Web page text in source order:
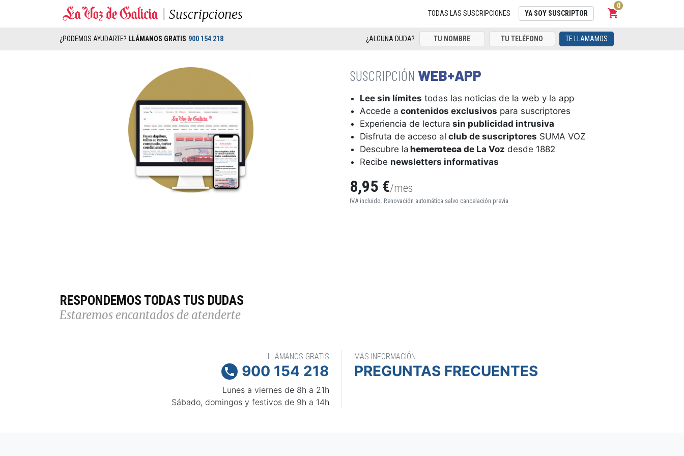
Suscripciones TODAS LAS SUSCRIPCIONES YA SOY SUSCRIPTOR shopping_cart
Carrito
0
¿PODEMOS AYUDARTE? LLÁMANOS GRATIS 900 154 218 ¿ALGUNA DUDA? TE LLAMAMOS
WEB+APP
Lee sin límites todas las noticias de la web y la app
Accede a contenidos exclusivos para suscriptores
Experiencia de lectura sin publicidad intrusiva
Disfruta de acceso al club de suscriptores SUMA VOZ
Descubre la hemeroteca de La Voz desde 1882
Recibe newsletters informativas
8,95 €/mes
IVA incluido. Renovación automática salvo cancelación previa
RESPONDEMOS TODAS TUS DUDAS
Estaremos encantados de atenderte
LLÁMANOS GRATIS
 900 154 218
Lunes a viernes de 8h a 21h
Sábado, domingos y festivos de 9h a 14h
MÁS INFORMACIÓN
PREGUNTAS FRECUENTES